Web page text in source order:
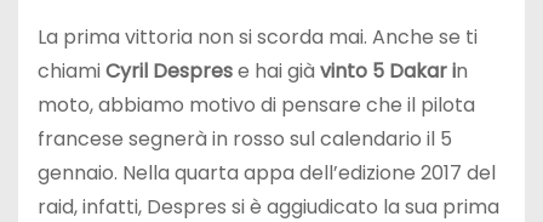
La prima vittoria non si scorda mai. Anche se ti
chiamiCyril Desprese hai già vinto 5 Dakar in
moto, abbiamo motivo di pensare che il pilota
francese segnerà in rosso sul calendario il 5
gennaio. Nella quarta appa dell’edizione 2017 del
raid, infatti, Despres si è aggiudicato la sua prima